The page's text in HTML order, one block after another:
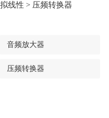
线性 > 压频转换器
音频放大器
压频转换器